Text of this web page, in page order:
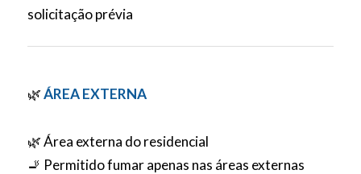
solicitação prévia
🌿ÁREA EXTERNA
🌿 Área externa do residencial
🚬 Permitido fumar apenas nas áreas externas